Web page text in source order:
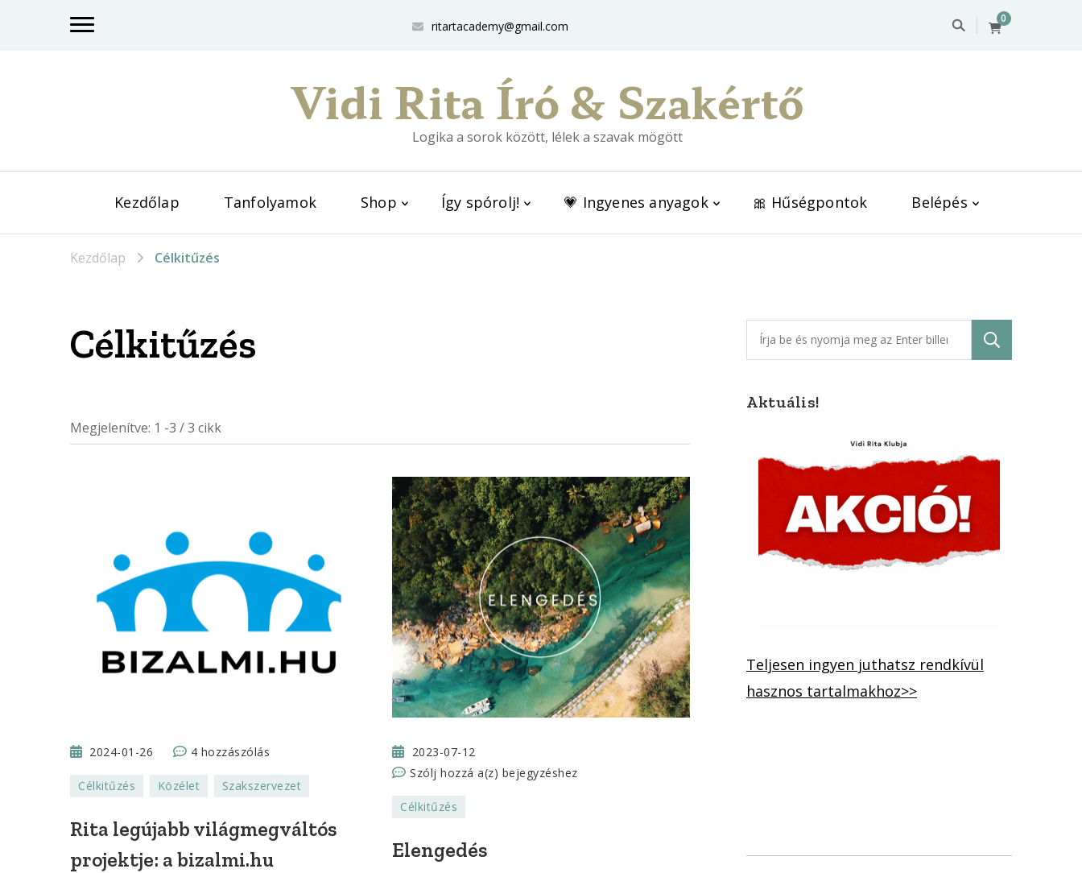
ritartacademy@gmail.com
0
Vidi Rita Író & Szakértő
Logika a sorok között, lélek a szavak mögött
Kezdőlap Tanfolyamok Shop Így spórolj! 💗 Ingyenes anyagok 🎀 Hűségpontok Belépés
Kezdőlap Célkitűzés
Célkitűzés
Megjelenítve: 1 -3 / 3 cikk
2024-01-26 4 hozzászólás
világmegváltós
a
bizalmi.hu
Célkitűzés Közélet Szakszervezet
Rita legújabb világmegváltós
projektje: a bizalmi.hu
2023-07-12
Szólj hozzá a(z) Elengedés
bejegyzéshez
Célkitűzés
Elengedés
Keresés:
Aktuális!
Teljesen ingyen juthatsz rendkívül
hasznos tartalmakhoz>>